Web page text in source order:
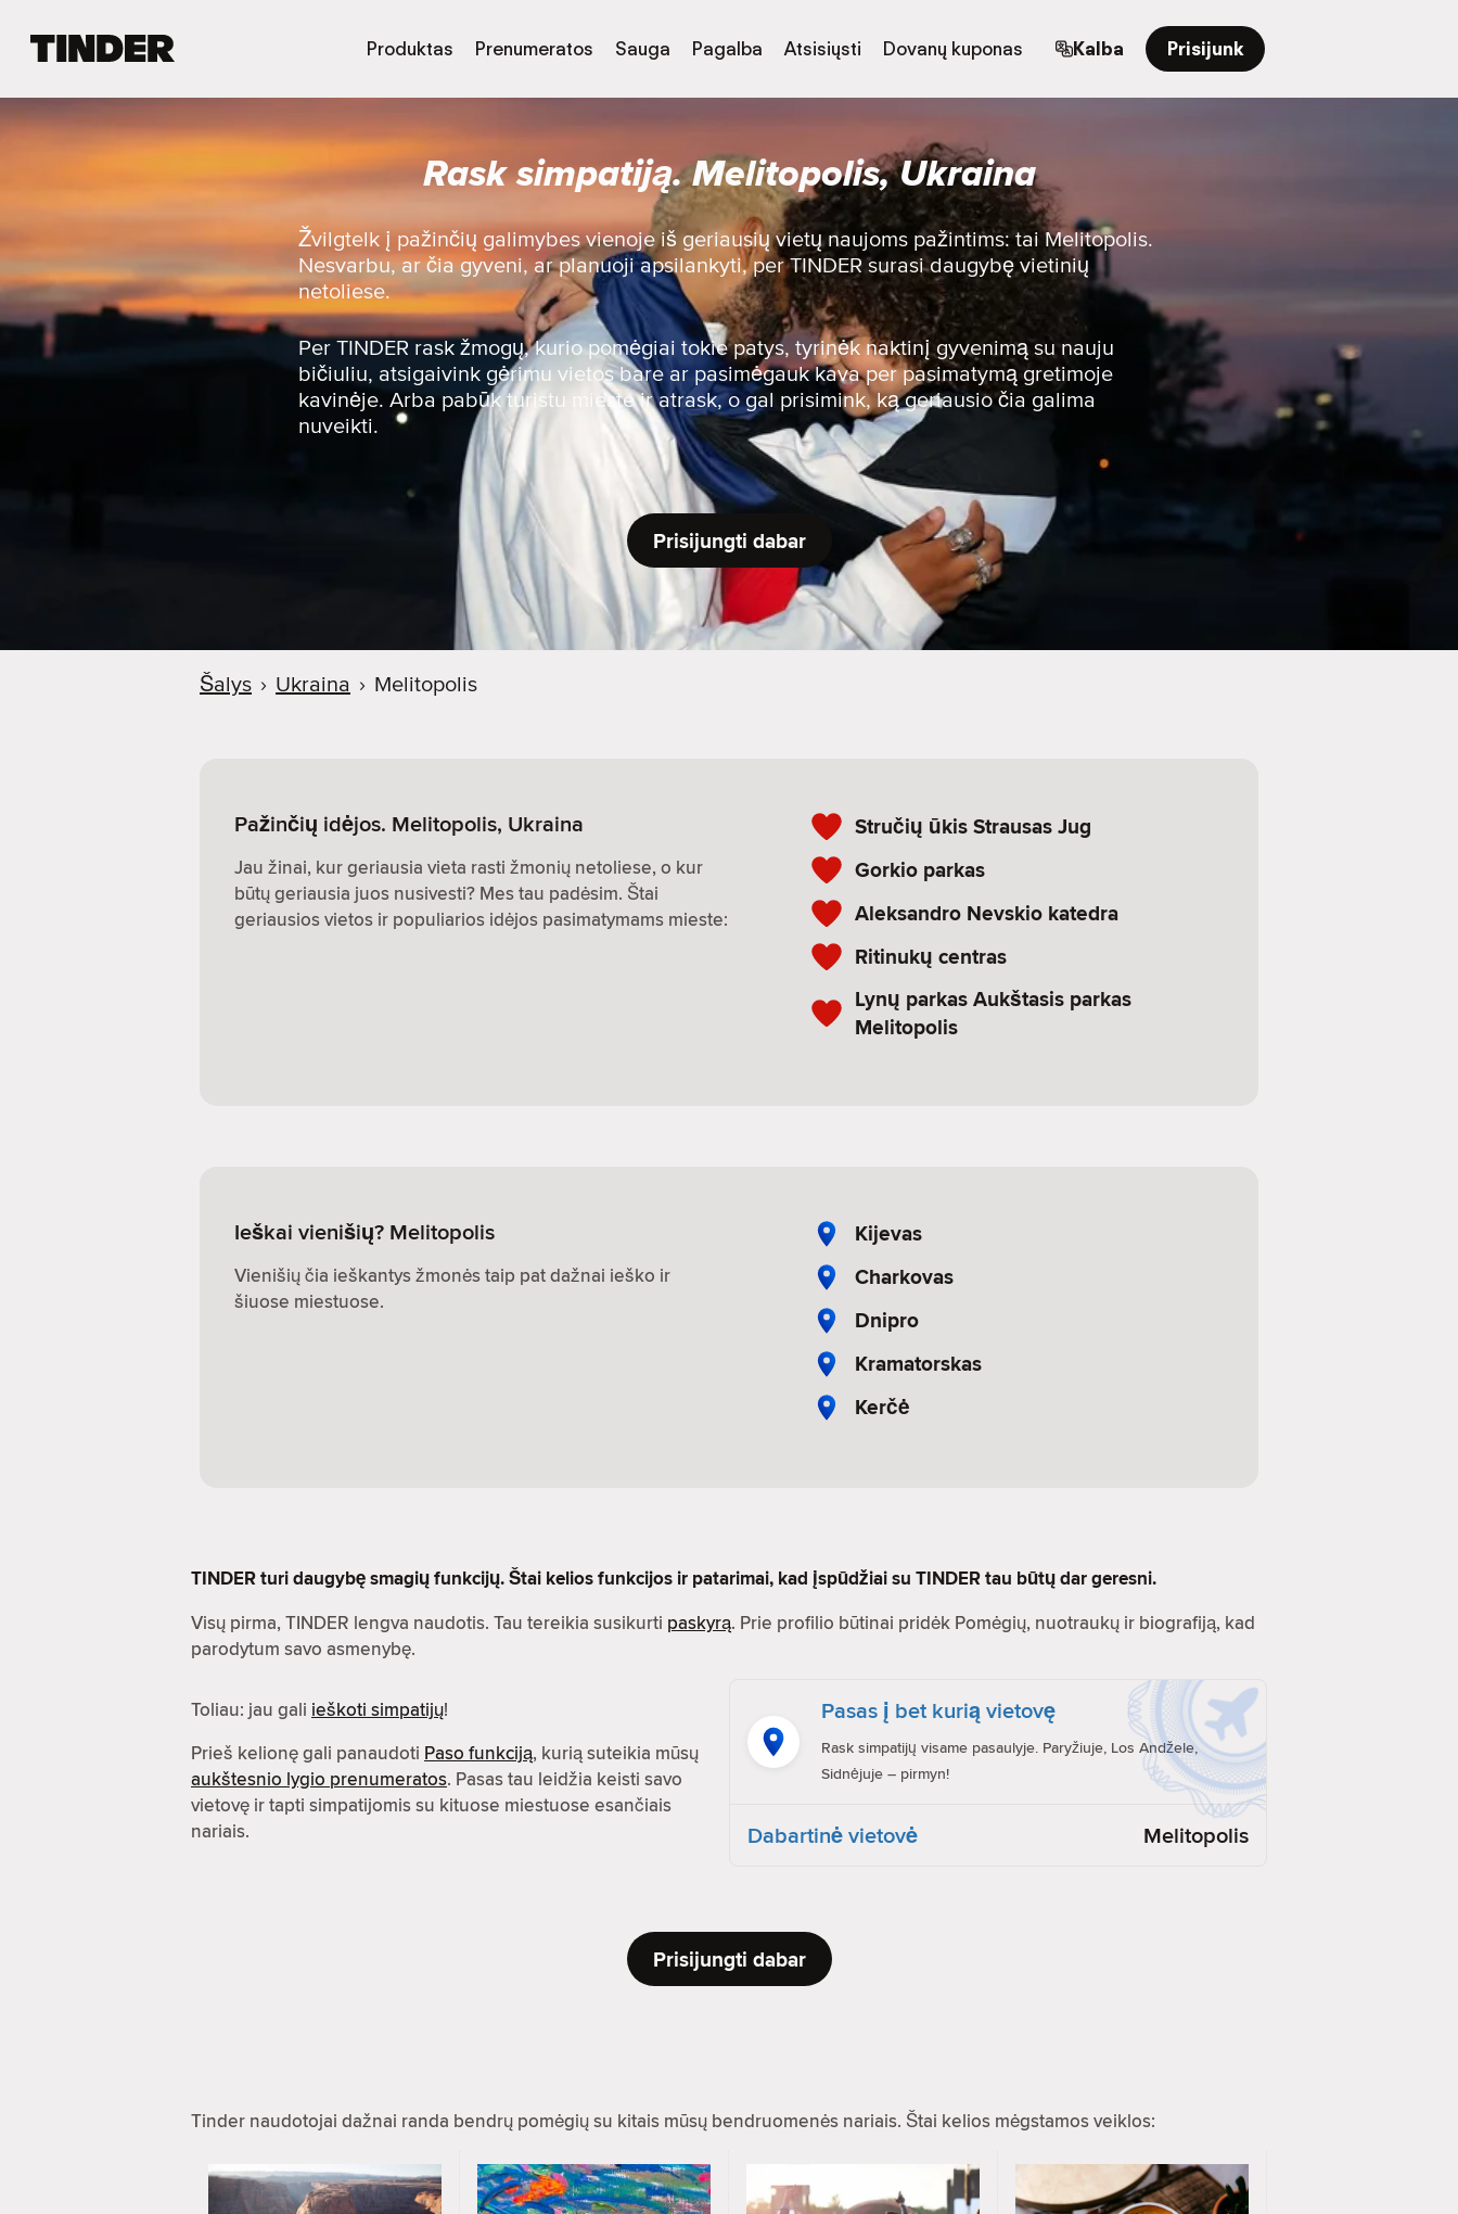
E
i
n
d
Produktas Prenumeratos Sauga Pagalba Atsisiųsti Dovanų kuponas Kalba Prisijunk
Rask simpatiją. Melitopolis, Ukraina
Žvilgtelk į pažinčių galimybes vienoje iš geriausių vietų naujoms pažintims: tai Melitopolis.
Nesvarbu, ar čia gyveni, ar planuoji apsilankyti, per TINDER surasi daugybę vietinių
netoliese.
Per TINDER rask žmogų, kurio pomėgiai tokie patys, tyrinėk naktinį gyvenimą su nauju
bičiuliu, atsigaivink gėrimu vietos bare ar pasimėgauk kava per pasimatymą gretimoje
kavinėje. Arba pabūk turistu mieste ir atrask, o gal prisimink, ką geriausio čia galima
nuveikti.
Prisijungti dabar
Šalys › Ukraina › Melitopolis
Pažinčių idėjos. Melitopolis, Ukraina
Jau žinai, kur geriausia vieta rasti žmonių netoliese, o kur
būtų geriausia juos nusivesti? Mes tau padėsim. Štai
geriausios vietos ir populiarios idėjos pasimatymams mieste:
Stručių ūkis Strausas Jug
Gorkio parkas
Aleksandro Nevskio katedra
Ritinukų centras
Lynų parkas Aukštasis parkas
Melitopolis
Ieškai vienišių? Melitopolis
Vienišių čia ieškantys žmonės taip pat dažnai ieško ir
šiuose miestuose.
Kijevas
Charkovas
Dnipro
Kramatorskas
Kerčė
TINDER turi daugybę smagių funkcijų. Štai kelios funkcijos ir patarimai, kad įspūdžiai su TINDER tau būtų dar geresni.
Visų pirma, TINDER lengva naudotis. Tau tereikia susikurti paskyrą. Prie profilio būtinai pridėk Pomėgių, nuotraukų ir biografiją, kad
parodytum savo asmenybę.
Toliau: jau gali ieškoti simpatijų!
Prieš kelionę gali panaudoti Paso funkciją, kurią suteikia mūsų
aukštesnio lygio prenumeratos. Pasas tau leidžia keisti savo
vietovę ir tapti simpatijomis su kituose miestuose esančiais
nariais.
Pasas į bet kurią vietovę
Rask simpatijų visame pasaulyje. Paryžiuje, Los Andžele,
Sidnėjuje – pirmyn!
Dabartinė vietovė Melitopolis
Prisijungti dabar
Tinder naudotojai dažnai randa bendrų pomėgių su kitais mūsų bendruomenės nariais. Štai kelios mėgstamos veiklos: